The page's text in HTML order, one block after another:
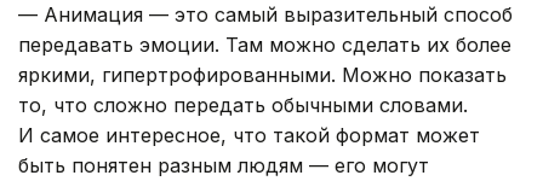
— Анимация — это самый выразительный способ
передавать эмоции. Там можно сделать их более
яркими, гипертрофированными. Можно показать
то, что сложно передать обычными словами.
И самое интересное, что такой формат может
быть понятен разным людям — его могут